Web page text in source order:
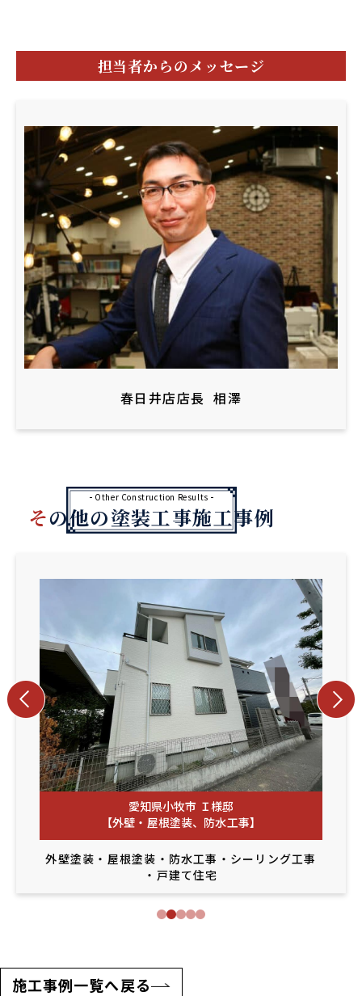
担当者からのメッセージ
春日井店店長 相澤
Other Construction Results
その他の塗装工事施工事例
愛知県小牧市 Ｉ様邸
【外壁・屋根塗装、防水工事】
外壁塗装 ・ 屋根塗装 ・ 防水工事 ・ シーリング工事
・ 戸建て住宅
施工事例一覧へ戻る